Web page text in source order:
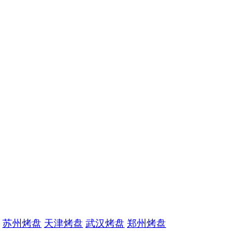
苏州烤盘 天津烤盘 武汉烤盘 郑州烤盘